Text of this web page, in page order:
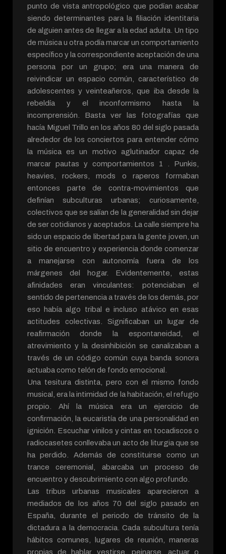
punto de vista antropológico que podían acabar
siendo determinantes para la filiación identitaria
de alguien antes de llegar a la edad adulta. Un tipo
de música u otra podía marcar un comportamiento
específico y la correspondiente aceptación de una
persona por un grupo; era una manera de
reivindicar un espacio común, característico de
adolescentes y veinteañeros, que iba desde la
rebeldía y el inconformismo hasta la
incomprensión. Basta ver las fotografías que
hacía Miguel Trillo en los años 80 del siglo pasada
alrededor de los conciertos para entender cómo
la música es un motivo aglutinador capaz de
marcar pautas y comportamientos 1 . Punkis,
heavies, rockers, mods o raperos formaban
entonces parte de contra-movimientos que
definían subculturas urbanas; curiosamente,
colectivos que se salían de la generalidad sin dejar
de ser cotidianos y aceptados. La calle siempre ha
sido un espacio de libertad para la gente joven, un
sitio de encuentro y experiencia donde comenzar
a manejarse con autonomía fuera de los
márgenes del hogar. Evidentemente, estas
afinidades eran vinculantes: potenciaban el
sentido de pertenencia a través de los demás, por
eso había algo tribal e incluso atávico en esas
actitudes colectivas. Significaban un lugar de
reafirmación donde la espontaneidad, el
atrevimiento y la desinhibición se canalizaban a
través de un código común cuya banda sonora
actuaba como telón de fondo emocional.
Una tesitura distinta, pero con el mismo fondo
musical, era la intimidad de la habitación, el refugio
propio. Ahí la música era un ejercicio de
confirmación, la eucaristía de una personalidad en
ignición. Escuchar vinilos y cintas en tocadiscos o
radiocasetes conllevaba un acto de liturgia que se
ha perdido. Además de constituirse como un
trance ceremonial, abarcaba un proceso de
encuentro y descubrimiento con algo profundo.
Las tribus urbanas musicales aparecieron a
mediados de los años 70 del siglo pasado en
España, durante el periodo de tránsito de la
dictadura a la democracia. Cada subcultura tenía
hábitos comunes, lugares de reunión, maneras
propias de hablar, vestirse, peinarse, actuar o